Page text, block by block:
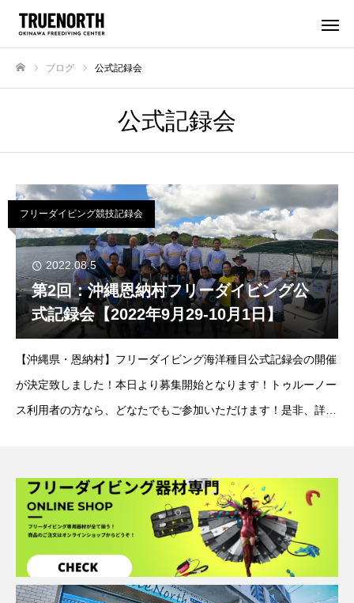
ブログ 公式記録会
公式記録会
フリーダイビング競技記録会
2022.08.5
第2回：沖縄恩納村フリーダイビング公
式記録会【2022年9月29‐10月1日】
【沖縄県・恩納村】フリーダイビング海洋種目公式記録会の開催
が決定致しました！本日より募集開始となります！トゥルーノー
ス利用者の方なら、どなたでもご参加いただけます！是非、詳細